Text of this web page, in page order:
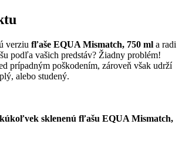
verziu fľaše EQUA Mismatch, 750 ml a radi
podľa vašich predstáv? Žiadny problém!
prípadným poškodením, zároveň však udrží
alebo studený.
sklenenú fľašu EQUA Mismatch,